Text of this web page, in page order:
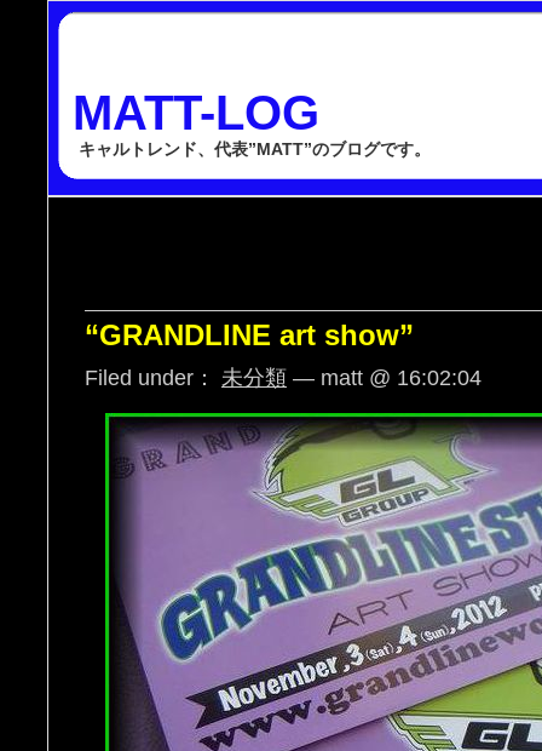
MATT-LOG
キャルトレンド、代表”MATT”のブログです。
“GRANDLINE art show”
Filed under： 未分類 — matt @ 16:02:04